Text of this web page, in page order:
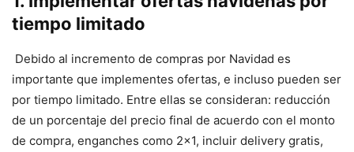
tiempo limitado
Debido al incremento de compras por Navidad es
importante que implementes ofertas, e incluso pueden ser
por tiempo limitado. Entre ellas se consideran: reducción
de un porcentaje del precio final de acuerdo con el monto
de compra, enganches como 2×1, incluir delivery gratis,